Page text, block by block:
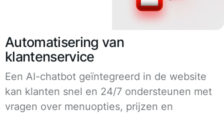
Automatisering van
klantenservice
Een AI-chatbot geïntegreerd in de website
kan klanten snel en 24/7 ondersteunen met
vragen over menuopties, prijzen en